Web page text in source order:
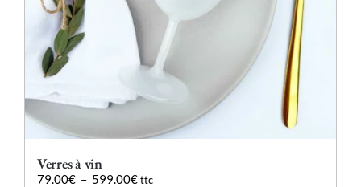
Verres à vin
79.00€ – 599.00€Plage
ttc